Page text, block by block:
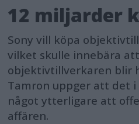
12 miljarder
Sony vill köpa
vilket skulle innebära
objektivtillverkaren blir
Tamron uppger att det
något ytterligare att
affären.